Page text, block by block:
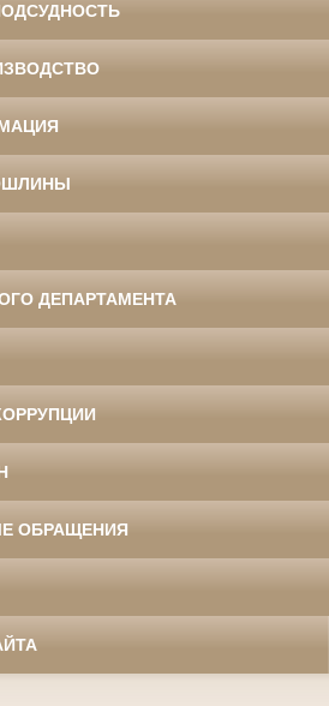
ДЕПАРТАМЕНТА
ОБРАЩЕНИЯ